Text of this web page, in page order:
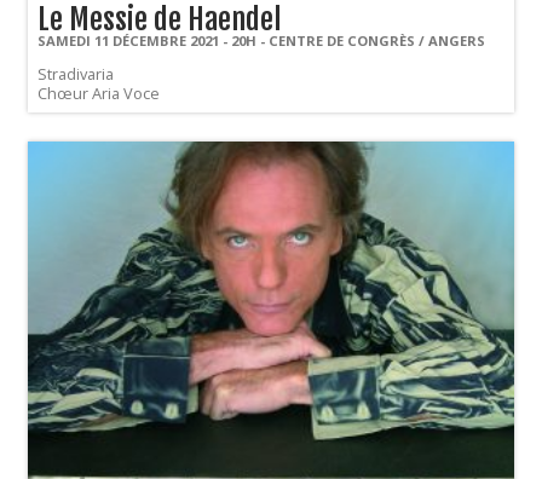
Le Messie de Haendel
SAMEDI 11 DÉCEMBRE 2021 - 20H - CENTRE DE CONGRÈS / ANGERS
Stradivaria
Chœur Aria Voce